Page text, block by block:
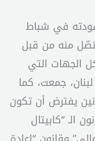
في شباط
منه من قبل
الجهات التي
جمعت، كما
يفترض أن تكون
“كابيتال